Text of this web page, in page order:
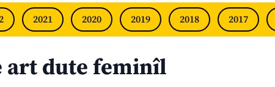
2021 2020 2019 2018 2017
art dute feminîl